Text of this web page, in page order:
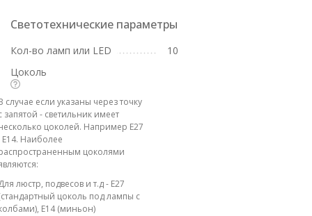
Светотехнические параметры
Кол-во ламп или LED
10
Цоколь
случае если указаны через точку
запятой - светильник имеет
цоколей. Например E27
E14. Наиболее
цоколями
люстр, подвесов и т.д - E27
цоколь под лампы с
E14 (миньон)